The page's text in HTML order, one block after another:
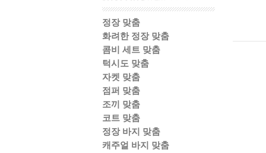
정장 맞춤
화려한 정장 맞춤
콤비 세트 맞춤
턱시도 맞춤
자켓 맞춤
점퍼 맞춤
조끼 맞춤
코트 맞춤
정장 바지 맞춤
캐주얼 바지 맞춤